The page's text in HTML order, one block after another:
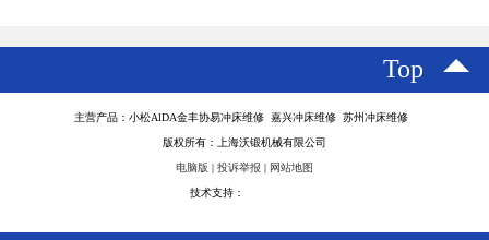
Top
主营产品：小松AlDA金丰协易冲床维修 嘉兴冲床维修 苏州冲床维修
版权所有：上海沃锻机械有限公司
电脑版 | 投诉举报 | 网站地图
技术支持：